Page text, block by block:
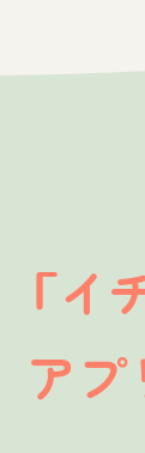
「イ
ア